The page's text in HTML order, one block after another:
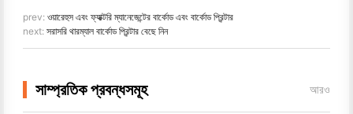
prev: ওয়ারেহুস এবং ফ্যাক্টরি ম্যানেজেন্টের বার্কোড এবং বার্কোড প্রিন্টার
next: সরাসরি থারম্যাল বার্কোড প্রিন্টার বেছে নিন
সাম্প্রতিক প্রবন্ধসমূহ আরও